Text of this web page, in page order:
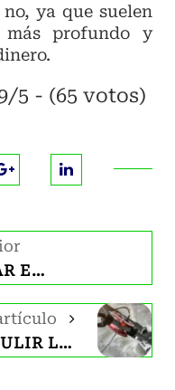
ya que suelen
más profundo y
5 - (65 votos)
¿CÓMO LIMPIAR EL CÉSPED ARTIFICIAL?
¿POR QUÉ PULIR LOS SUELOS DE HORMIGÓN?